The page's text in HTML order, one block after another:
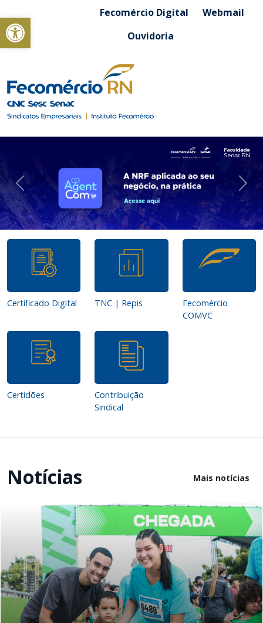
Abrir a barra de ferramentasFecomércio Digital
Webmail
Ouvidoria
Anterior
Certificado Digital TNC | Repis
Fecomércio
COMVC
Certidões
Contribuição
Sindical
Notícias Mais notícias